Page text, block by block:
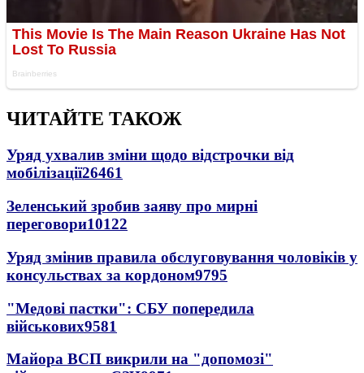
ЧИТАЙТЕ ТАКОЖ
Уряд ухвалив зміни щодо відстрочки від
мобілізації26461
Зеленський зробив заяву про мирні
переговори10122
Уряд змінив правила обслуговування чоловіків у
консульствах за кордоном9795
"Медові пастки": СБУ попередила
військових9581
Майора ВСП викрили на "допомозі"